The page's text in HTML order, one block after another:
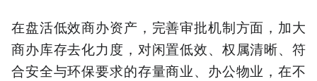
在盘活低效商办资产，完善审批机制方面，加大
商办库存去化力度，对闲置低效、权属清晰、符
合安全与环保要求的存量商业、办公物业，在不